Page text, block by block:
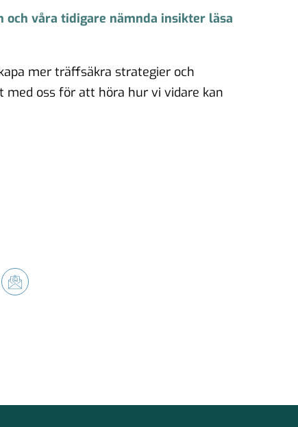
och våra tidigare nämnda insikter läsa
mer träffsäkra strategier och
med oss för att höra hur vi vidare kan